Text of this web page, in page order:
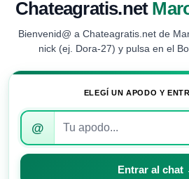
Chateagratis.net
Bienvenid@ a Chateagratis.net de
nick (ej. Dora-27) y pulsa en el
ELEGÍ UN APODO Y
Introduce
apodo
para
@
Entrar al chat